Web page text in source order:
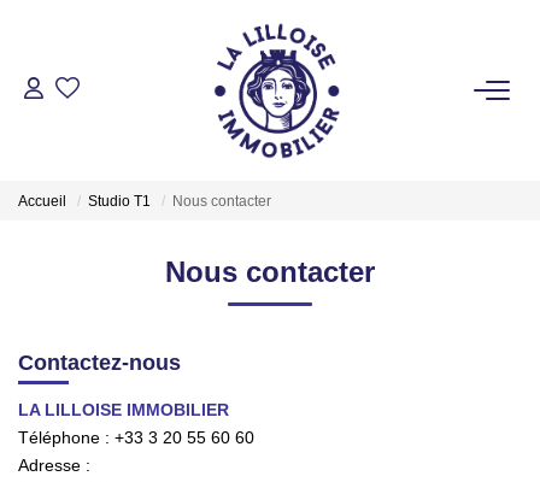
ACHETER
Tous Nos Biens
VENDRE
Accueil Studio T1 Nous contacter
Nous contacter
Contactez-nous
LA LILLOISE IMMOBILIER
Téléphone : +33 3 20 55 60 60
Adresse :